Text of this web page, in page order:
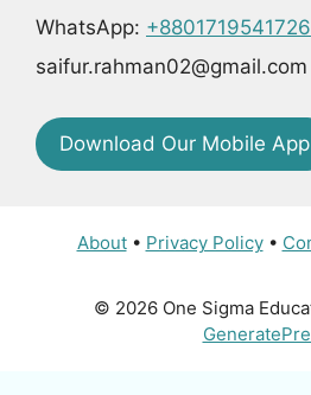
WhatsApp: +8801719541726
saifur.rahman02@gmail.com
Download Our Mobile App
About• Privacy Policy•
© 2026 One Sigma